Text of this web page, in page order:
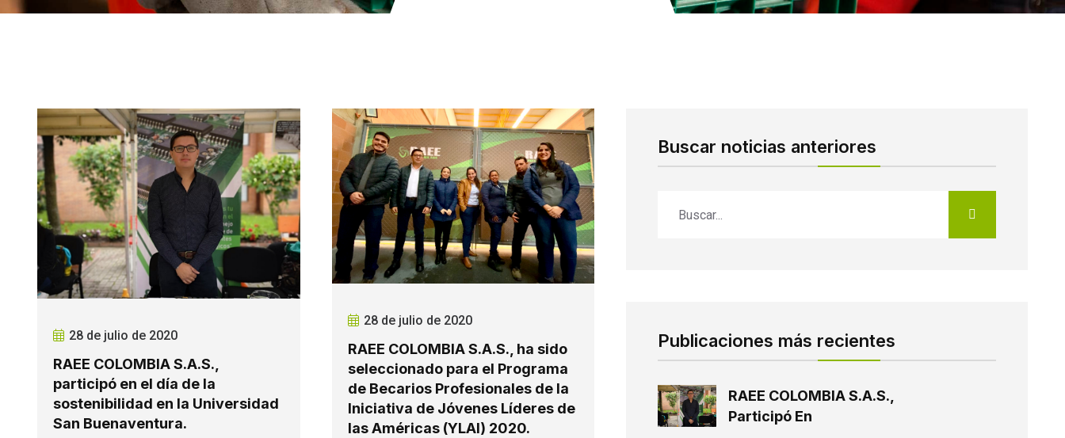
28 de julio de 2020
RAEE COLOMBIA S.A.S.,
participó en el día de la
sostenibilidad en la Universidad
San Buenaventura.
28 de julio de 2020
RAEE COLOMBIA S.A.S., ha sido
seleccionado para el Programa
de Becarios Profesionales de la
Iniciativa de Jóvenes Líderes de
las Américas (YLAI) 2020.
Buscar noticias anteriores
Publicaciones más recientes
RAEE COLOMBIA S.A.S.,
Participó En